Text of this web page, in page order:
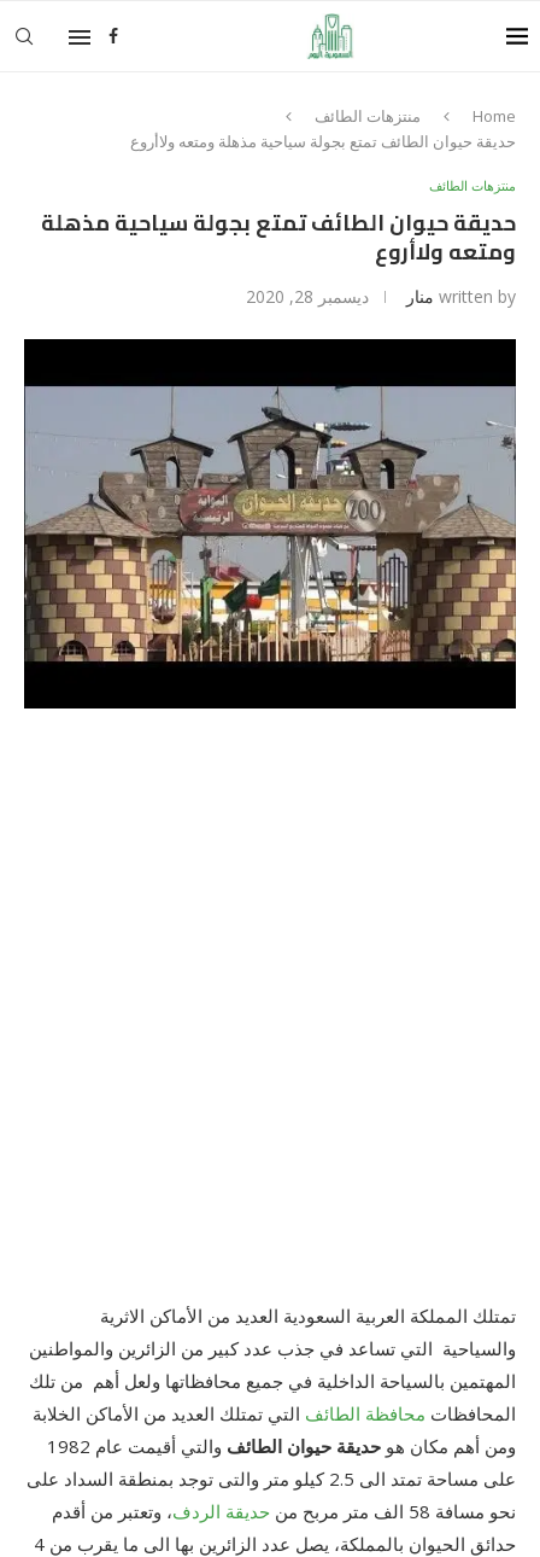
Home
منتزهات الطائف
حديقة حيوان الطائف تمتع بجولة سياحية مذهلة ومتعه ولاأروع
منتزهات الطائف
حديقة حيوان الطائف تمتع بجولة سياحية مذهلة
ومتعه ولاأروع
written by منار ديسمبر 28, 2020
تمتلك المملكة العربية السعودية العديد من الأماكن الاثرية
والسياحية التي تساعد في جذب عدد كبير من الزائرين والمواطنين
المهتمين بالسياحة الداخلية في جميع محافظاتها ولعل أهم من تلك
المحافظات محافظة الطائف التي تمتلك العديد من الأماكن الخلابة
ومن أهم مكان هو حديقة حيوان الطائف
والتي أقيمت عام 1982
على مساحة تمتد الى 2.5 كيلو متر والتى توجد بمنطقة السداد على
نحو مسافة 58 الف متر مربح من
حديقة الردف، وتعتبر من أقدم
حدائق الحيوان بالمملكة، يصل عدد الزائرين بها الى ما يقرب من 4